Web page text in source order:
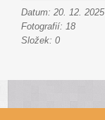
Datum: 20. 12. 2025
Fotografií: 18
Složek: 0